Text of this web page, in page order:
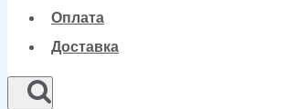
Оплата
Доставка